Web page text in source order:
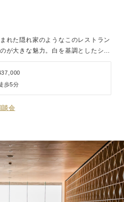
れた隠れ家のようなこのレストラン
が大きな魅力。白を基調としたシン
デンテラスに面した南向きでやさし
ら続く解放感あふれるテラスを使用
らでは。 白い大理石のバージンロ
ストの前で愛を誓う人前式も、牧師
可能。
歩5分
談会